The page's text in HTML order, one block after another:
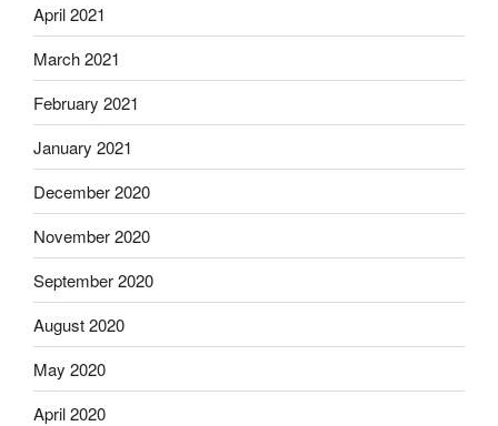
April 2021
March 2021
February 2021
January 2021
December 2020
November 2020
September 2020
August 2020
May 2020
April 2020